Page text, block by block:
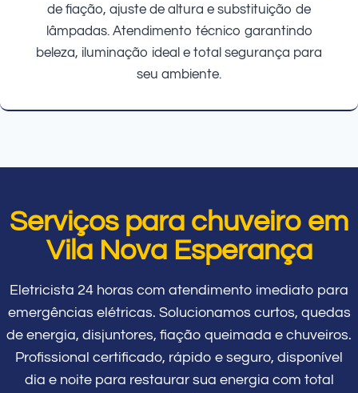
de fiação, ajuste de altura e substituição de
lâmpadas. Atendimento técnico garantindo
beleza, iluminação ideal e total segurança para
seu ambiente.
Serviços para chuveiro em
Vila Nova Esperança
Eletricista 24 horas com atendimento imediato para
emergências elétricas. Solucionamos curtos, quedas
de energia, disjuntores, fiação queimada e chuveiros.
Profissional certificado, rápido e seguro, disponível
dia e noite para restaurar sua energia com total